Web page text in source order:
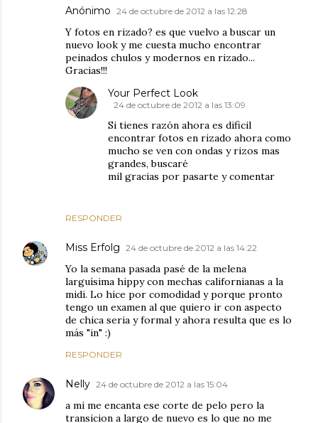
Anónimo 24 de octubre de 2012 a las 12:28
Y fotos en rizado? es que vuelvo a buscar un
nuevo look y me cuesta mucho encontrar
peinados chulos y modernos en rizado...
Gracias!!!
RESPONDER
Your Perfect Look
24 de octubre de 2012 a las 13:09
Si tienes razón ahora es dificil
encontrar fotos en rizado ahora como
mucho se ven con ondas y rizos mas
grandes, buscaré
mil gracias por pasarte y comentar
Miss Erfolg 24 de octubre de 2012 a las 14:22
Yo la semana pasada pasé de la melena
larguísima hippy con mechas californianas a la
midi. Lo hice por comodidad y porque pronto
tengo un examen al que quiero ir con aspecto
de chica seria y formal y ahora resulta que es lo
más "in" :)
RESPONDER
Nelly 24 de octubre de 2012 a las 15:04
a mi me encanta ese corte de pelo pero la
transicion a largo de nuevo es lo que no me